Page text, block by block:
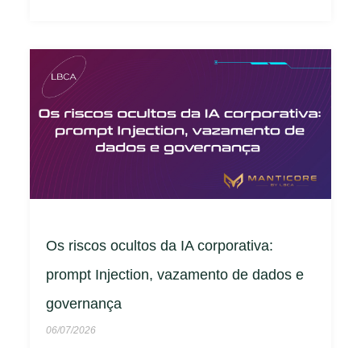
Os riscos ocultos da IA corporativa:
prompt Injection, vazamento de dados e
governança
06/07/2026